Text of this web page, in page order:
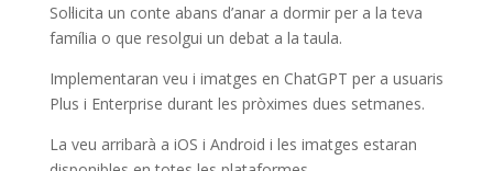
Sol·licita un conte abans d’anar a dormir per a la teva
família o que resolgui un debat a la taula.
Implementaran veu i imatges en ChatGPT per a usuaris
Plus i Enterprise durant les pròximes dues setmanes.
La veu arribarà a iOS i Android i les imatges estaran